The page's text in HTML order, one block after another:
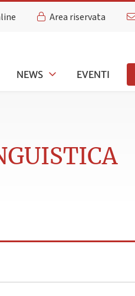
Area riservata
NEWS EVENTI